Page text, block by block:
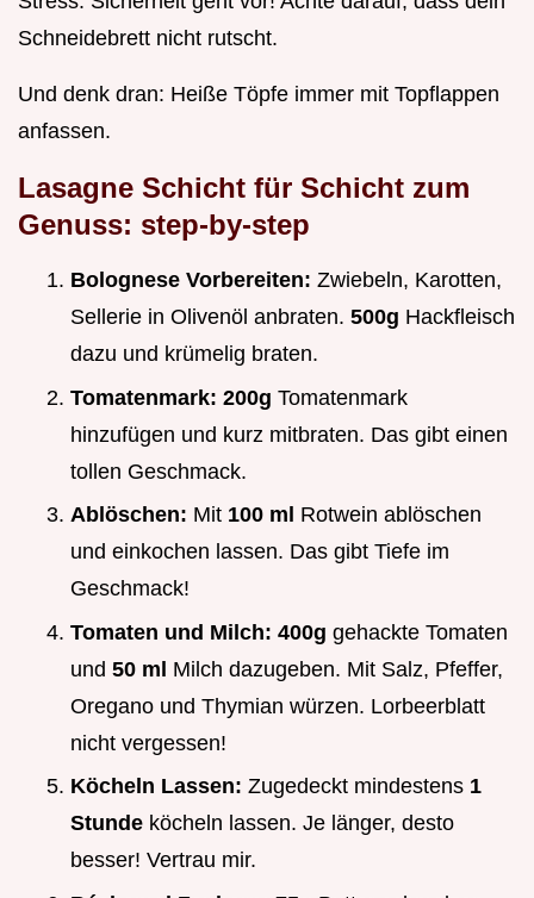
Schneidebrett nicht rutscht.
Und denk dran: Heiße Töpfe immer mit Topflappen
anfassen.
Lasagne Schicht für Schicht zum
Genuss: step-by-step
Bolognese Vorbereiten: Zwiebeln, Karotten,
Sellerie in Olivenöl anbraten. 500g Hackfleisch
dazu und krümelig braten.
Tomatenmark: 200g Tomatenmark
hinzufügen und kurz mitbraten. Das gibt einen
tollen Geschmack.
Ablöschen: Mit 100 ml Rotwein ablöschen
und einkochen lassen. Das gibt Tiefe im
Geschmack!
Tomaten und Milch: 400g gehackte Tomaten
und 50 ml Milch dazugeben. Mit Salz, Pfeffer,
Oregano und Thymian würzen. Lorbeerblatt
nicht vergessen!
Köcheln Lassen: Zugedeckt mindestens 1
Stunde köcheln lassen. Je länger, desto
besser! Vertrau mir.